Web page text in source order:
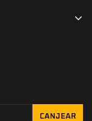
CANJEAR